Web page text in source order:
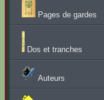
Pages de gardes
Dos et tranches
Auteurs